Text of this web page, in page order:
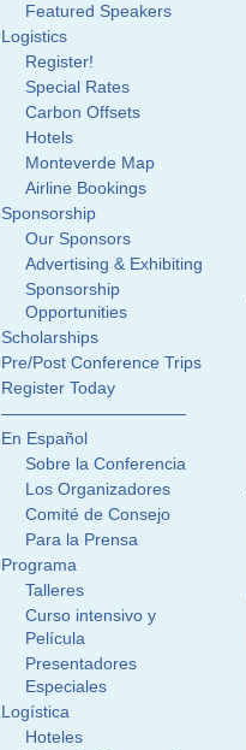
Featured Speakers
Logistics
Register!
Special Rates
Carbon Offsets
Hotels
Monteverde Map
Airline Bookings
Sponsorship
Our Sponsors
Advertising & Exhibiting
Sponsorship
Opportunities
Scholarships
Pre/Post Conference Trips
Register Today
———————————
En Español
Sobre la Conferencia
Los Organizadores
Comité de Consejo
Para la Prensa
Programa
Talleres
Curso intensivo y
Película
Presentadores
Especiales
Logística
Hoteles